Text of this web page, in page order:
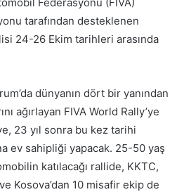
tarafından desteklenen
24-26 Ekim tarihleri arasında
dünyanın dört bir yanından
ağırlayan FIVA World Rally’ye
23 yıl sonra bu kez tarihi
ev sahipliği yapacak. 25-50 yaş
katılacağı rallide, KKTC,
Kosova’dan 10 misafir ekip de